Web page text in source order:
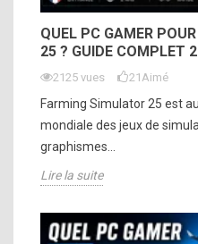
QUEL PC GAMER
25 ? GUIDE COMPLET
2125 vues 21 Aimé
Farming Simulator 25 est
mondiale des jeux de
graphismes...
Lire la suite